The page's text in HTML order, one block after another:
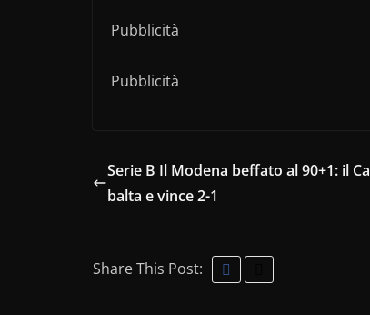
Pubblicità
Pubblicità
Serie B Il Modena beffato al 90+1: il
balta e vince 2-1
Share This Post: